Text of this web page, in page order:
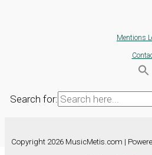
Mentions
Search for:
Copyright 2026 MusicMetis.com |